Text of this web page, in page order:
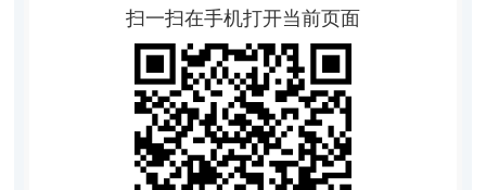
扫一扫在手机打开当前页面